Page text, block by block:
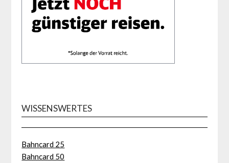
WISSENSWERTES
Bahncard 25
Bahncard 50